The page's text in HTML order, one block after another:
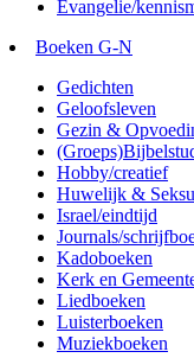
Evangelie/
Boeken G-N
Gedichten
Geloofsleven
Gezin &
Hobby/creatief
Huwelijk &
Israel/eindtijd
Journals/
Kadoboeken
Kerk en
Liedboeken
Luisterboeken
Muziekboeken